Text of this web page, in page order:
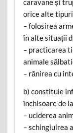
caravane și
orice alte
– folosirea
în alte situații
– practicarea
animale
– rănirea cu
b) constituie
închisoare de
– uciderea
– schingiuirea